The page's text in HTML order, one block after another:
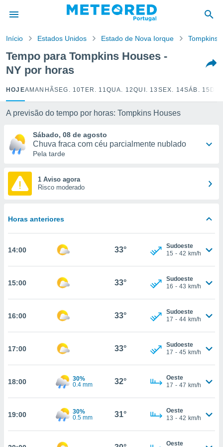
da
foi
para
fornecidas
a este
e
digital
ou
permite-
todos os
o
um perfil
e
Início Estados Unidos Estado de Nova Iorque Tompkins
Tempo para Tompkins Houses -
NY por horas
HOJEAMANHÃSEG. 10TER. 11QUA. 12QUI. 13 SEX. 14SÁB. 15
A previsão do tempo por horas: Tompkins Houses
Sábado, 08 de agosto
Chuva fraca com céu parcialmente nublado
Pela tarde
1 Aviso agora
Risco moderado
Horas anteriores
14:00 33°
Sudoeste
15 - 42 km/h
15:00 33°
Sudoeste
16 - 43 km/h
16:00 33°
Sudoeste
17 - 44 km/h
17:00 33°
Sudoeste
17 - 45 km/h
18:00
30%
0.4 mm
32°
Oeste
17 - 47 km/h
19:00
30%
0.5 mm
31°
Oeste
13 - 42 km/h
Oeste